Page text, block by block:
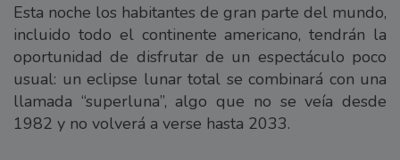
Esta noche los habitantes de gran parte del mundo,
incluido todo el continente americano, tendrán la
oportunidad de disfrutar de un espectáculo poco
usual: un eclipse lunar total se combinará con una
llamada “superluna”, algo que no se veía desde
1982 y no volverá a verse hasta 2033.